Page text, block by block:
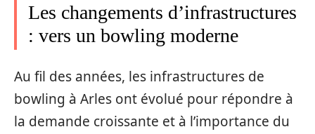
Les changements d’infrastructures
: vers un bowling moderne
Au fil des années, les infrastructures de
bowling à Arles ont évolué pour répondre à
la demande croissante et à l’importance du